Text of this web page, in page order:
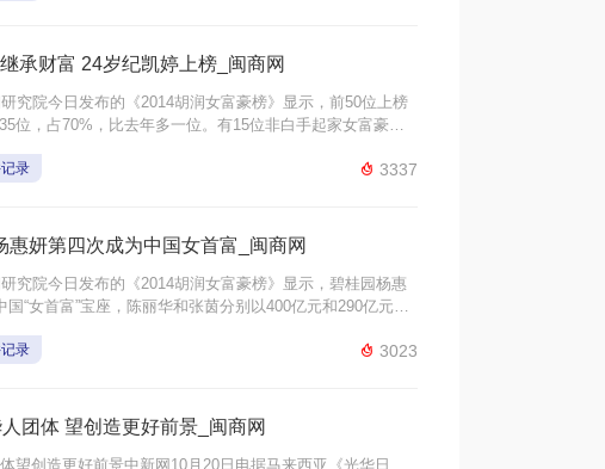
承财富 24岁纪凯婷上榜_闽商网
究院今日发布的《2014胡润女富豪榜》显示，前50位上榜
位，占70%，比去年多一位。有15位非白手起家女富豪，
承或是遗孀或是被视为拥有丈夫部分资产。继承或者遗孀：
录  3337
惠妍第四次成为中国女首富_闽商网
究院今日发布的《2014胡润女富豪榜》显示，碧桂园杨惠
“女首富”宝座，陈丽华和张茵分别以400亿元和290亿元的
惠妍第四次成为全国女首富；73岁的陈丽华以财富400亿元
录  3023
团体 望创造更好前景_闽商网
望创造更好前景中新网10月20日电据马来西亚《光华日